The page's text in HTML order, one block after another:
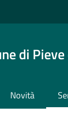
di
Novità